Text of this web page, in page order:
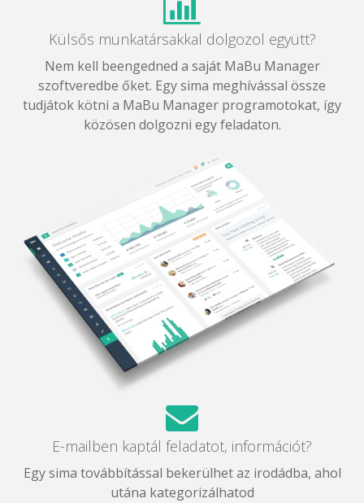
Külsős munkatársakkal dolgozol együtt?
Nem kell beengedned a saját MaBu Manager
szoftveredbe őket. Egy sima meghívással össze
tudjátok kötni a MaBu Manager programotokat, így
közösen dolgozni egy feladaton.
E-mailben kaptál feladatot, információt?
Egy sima továbbítással bekerülhet az irodádba, ahol
utána kategorizálhatod